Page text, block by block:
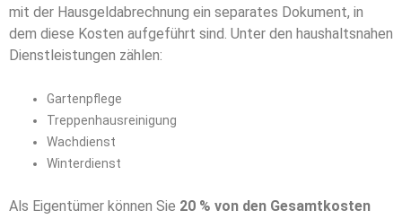
mit der Hausgeldabrechnung ein separates Dokument, in
dem diese Kosten aufgeführt sind. Unter den haushaltsnahen
Dienstleistungen zählen:
Gartenpflege
Treppenhausreinigung
Wachdienst
Winterdienst
Als Eigentümer können Sie 20 % von den Gesamtkosten